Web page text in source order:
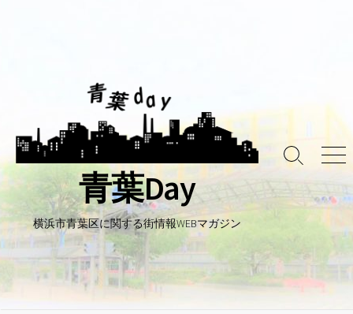
ッ
プ
青葉Day
横浜市青葉区に関する街情報WEBマガジン
検
グ
メ
ー